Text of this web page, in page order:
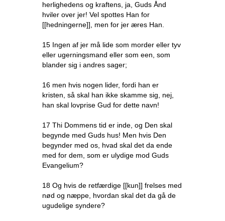
herlighedens og kraftens, ja, Guds Ånd
hviler over jer! Vel spottes Han for
[[hedningerne]], men for jer æres Han.
15 Ingen af jer må lide som morder eller tyv
eller ugerningsmand eller som een, som
blander sig i andres sager;
16 men hvis nogen lider, fordi han er
kristen, så skal han ikke skamme sig, nej,
han skal lovprise Gud for dette navn!
17 Thi Dommens tid er inde, og Den skal
begynde med Guds hus! Men hvis Den
begynder med os, hvad skal det da ende
med for dem, som er ulydige mod Guds
Evangelium?
18 Og hvis de retfærdige [[kun]] frelses med
nød og næppe, hvordan skal det da gå de
ugudelige syndere?